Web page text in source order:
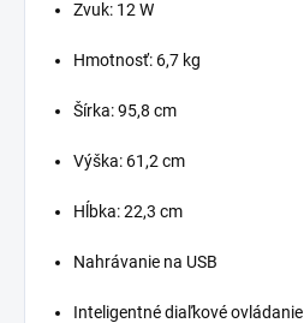
Zvuk: 12 W
Hmotnosť: 6,7 kg
Šírka: 95,8 cm
Výška: 61,2 cm
Hĺbka: 22,3 cm
Nahrávanie na USB
Inteligentné diaľkové ovládanie